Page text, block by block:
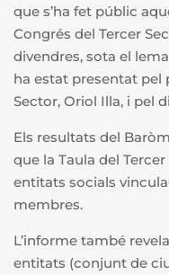
que s’ha fet públic
Congrés del Tercer
divendres, sota el
ha estat presentat pel
Sector, Oriol Illa, i pel
Els resultats del
que la Taula del
entitats socials
membres.
L’informe també
entitats (conjunt de